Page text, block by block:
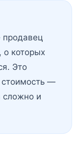
продавец
о которых
Это
стоимость —
сложно и